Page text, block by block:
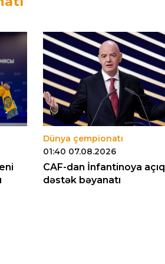
Dünya çempionatı
01:40 07.08.2026
CAF-dan İnfantinoya açıq
dəstək bəyanatı